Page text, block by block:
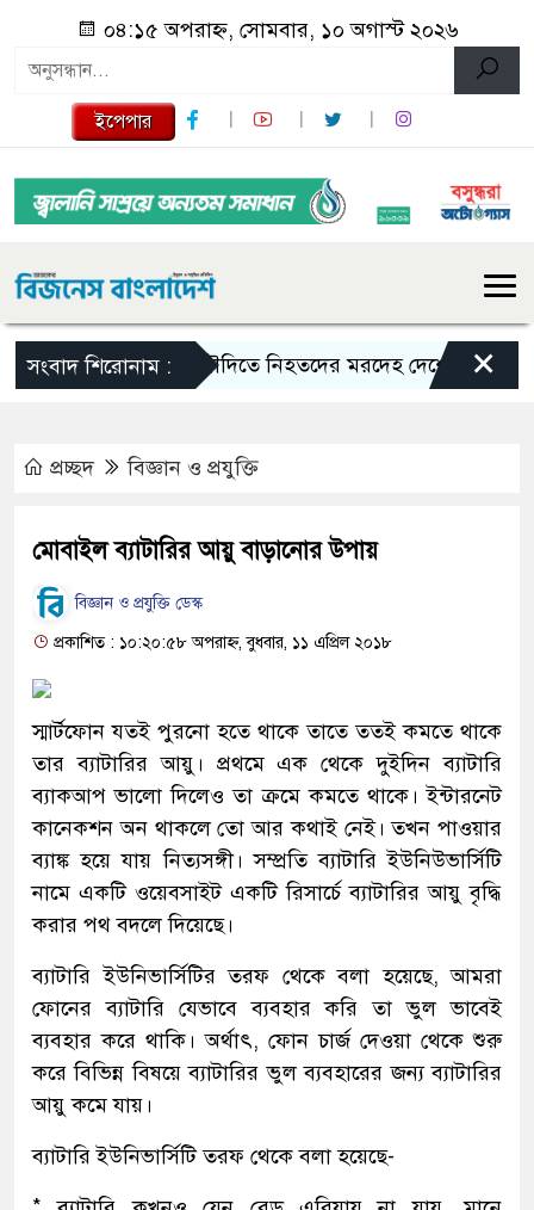
০৪:১৫ অপরাহ্ন, সোমবার, ১০ অগাস্ট ২০২৬
ইপেপার
সংবাদ শিরোনাম :সৌদিতে নিহতদের মরদেহ দেশে ফেরাতে ব্যবস্থা
×
প্রচ্ছদ বিজ্ঞান ও প্রযুক্তি
মোবাইল ব্যাটারির আয়ু বাড়ানোর উপায়
বিজ্ঞান ও প্রযুক্তি ডেস্ক
প্রকাশিত : ১০:২০:৫৮ অপরাহ্ন, বুধবার, ১১ এপ্রিল ২০১৮
স্মার্টফোন যতই পুরনো হতে থাকে তাতে ততই কমতে থাকে
তার ব্যাটারির আয়ু। প্রথমে এক থেকে দুইদিন ব্যাটারি
ব্যাকআপ ভালো দিলেও তা ক্রমে কমতে থাকে। ইন্টারনেট
কানেকশন অন থাকলে তো আর কথাই নেই। তখন পাওয়ার
ব্যাঙ্ক হয়ে যায় নিত্যসঙ্গী। সম্প্রতি ব্যাটারি ইউনিউভার্সিটি
নামে একটি ওয়েবসাইট একটি রিসার্চে ব্যাটারির আয়ু বৃদ্ধি
করার পথ বদলে দিয়েছে।
ব্যাটারি ইউনিভার্সিটির তরফ থেকে বলা হয়েছে, আমরা
ফোনের ব্যাটারি যেভাবে ব্যবহার করি তা ভুল ভাবেই
ব্যবহার করে থাকি। অর্থাৎ, ফোন চার্জ দেওয়া থেকে শুরু
করে বিভিন্ন বিষয়ে ব্যাটারির ভুল ব্যবহারের জন্য ব্যাটারির
আয়ু কমে যায়।
ব্যাটারি ইউনিভার্সিটি তরফ থেকে বলা হয়েছে-